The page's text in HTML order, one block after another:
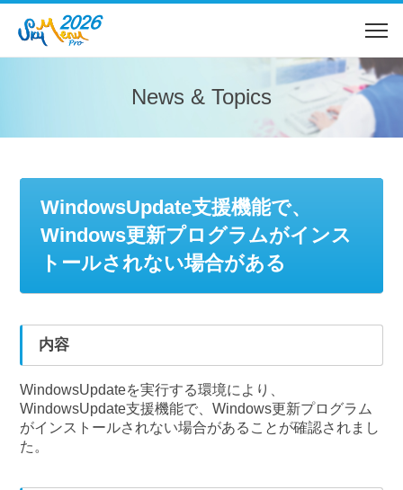
News & Topics
WindowsUpdate支援機能で、
Windows更新プログラムがインス
トールされない場合がある
内容
WindowsUpdateを実行する環境により、
WindowsUpdate支援機能で、Windows更新プログラム
がインストールされない場合があることが確認されまし
た。